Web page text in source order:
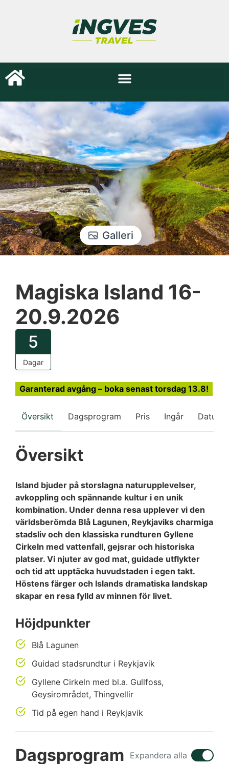
Galleri
Magiska Island 16-
20.9.2026
5
Dagar
Garanterad avgång – boka senast torsdag 13.8!
Översikt Dagsprogram Pris Ingår Datum
Översikt
Island bjuder på storslagna naturupplevelser,
avkoppling och spännande kultur i en unik
kombination. Under denna resa upplever vi den
världsberömda Blå Lagunen, Reykjaviks charmiga
stadsliv och den klassiska rundturen Gyllene
Cirkeln med vattenfall, gejsrar och historiska
platser. Vi njuter av god mat, guidade utflykter
och tid att upptäcka huvudstaden i egen takt.
Höstens färger och Islands dramatiska landskap
skapar en resa fylld av minnen för livet.
Höjdpunkter
Blå Lagunen
Guidad stadsrundtur i Reykjavik
Gyllene Cirkeln med bl.a. Gullfoss,
Geysirområdet, Thingvellir
Tid på egen hand i Reykjavik
Dagsprogram Expandera alla